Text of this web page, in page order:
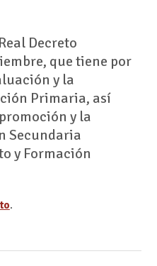
Decreto
que tiene por
y la
Primaria, así
y la
Secundaria
y Formación
.